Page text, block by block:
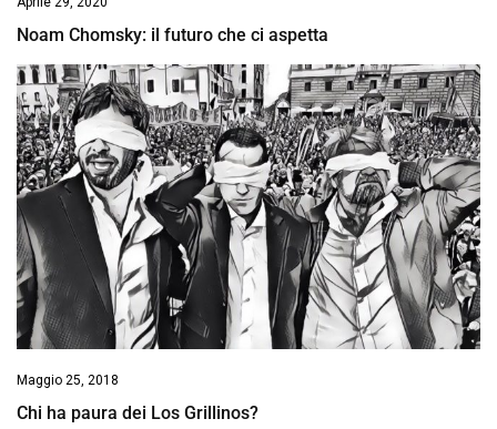
Noam Chomsky: il futuro che ci aspetta
Maggio 25, 2018
Chi ha paura dei Los Grillinos?